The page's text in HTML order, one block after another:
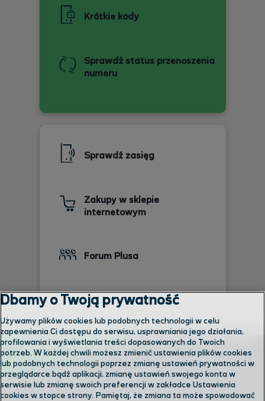
Krótkie kody
Sprawdź status przenoszenia
numeru
Sprawdź zasięg
Zakupy w sklepie
internetowym
Forum Plusa
Dbamy o Twoją prywatność
Używamy plików cookies lub podobnych technologii w celu
zapewnienia Ci dostępu do serwisu, usprawniania jego działania,
profilowania i wyświetlania treści dopasowanych do Twoich
potrzeb. W każdej chwili możesz zmienić ustawienia plików cookies
lub podobnych technologii poprzez zmianę ustawień prywatności w
przeglądarce bądź aplikacji, zmianę ustawień swojego konta w
serwisie lub zmianę swoich preferencji w zakładce Ustawienia
cookies w stopce strony. Pamiętaj, że zmiana ta może spowodować